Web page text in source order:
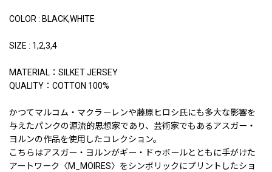
COLOR : BLACK,WHITE
SIZE : 1,2,3,4
MATERIAL：SILKET JERSEY
QUALITY：COTTON 100%
かつてマルコム・マクラーレンや藤原ヒロシ氏にも多大な影響を
与えたパンクの源流的思想家であり、芸術家でもあるアスガー・
ヨルンの作品を使用したコレクション。
こちらはアスガー・ヨルンがギー・ドゥボールとともに手がけた
アートワーク〈M_MOIRES〉をシンボリックにプリントしたショ